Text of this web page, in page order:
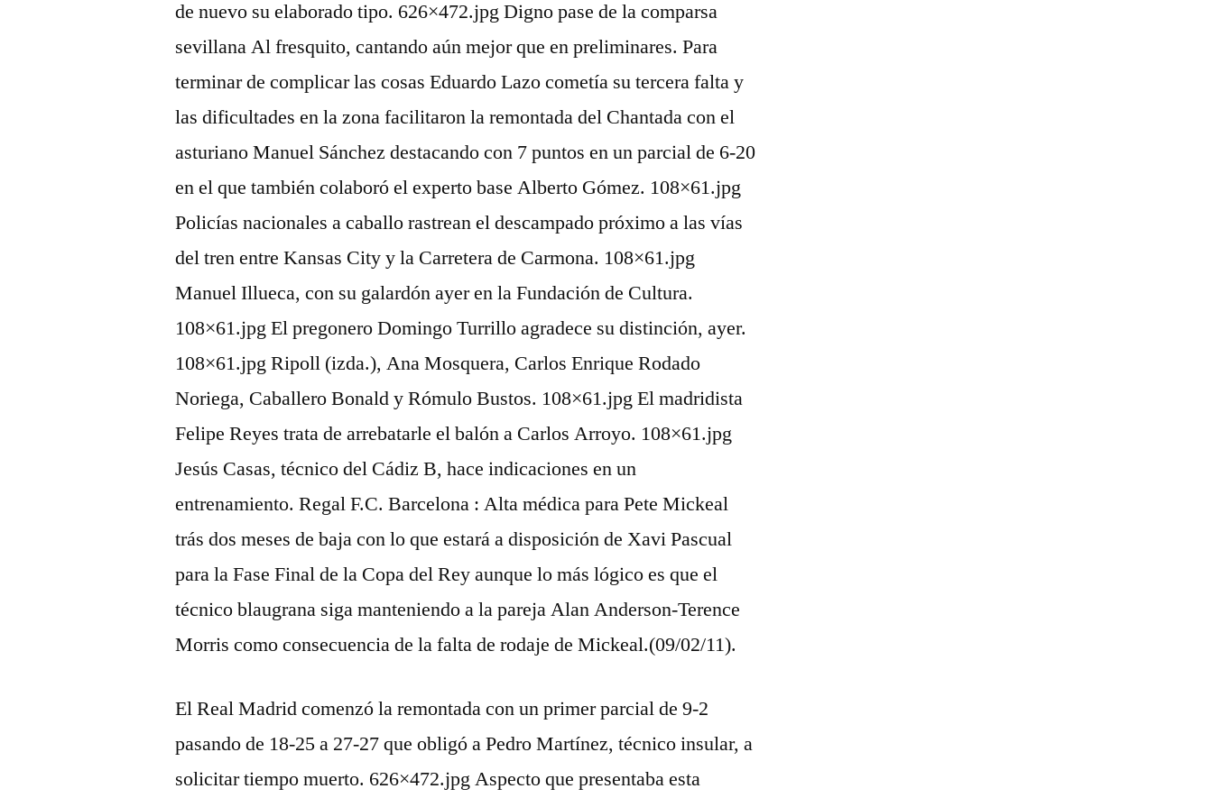
de nuevo su elaborado tipo. 626×472.jpg Digno pase de la comparsa
sevillana Al fresquito, cantando aún mejor que en preliminares. Para
terminar de complicar las cosas Eduardo Lazo cometía su tercera falta y
las dificultades en la zona facilitaron la remontada del Chantada con el
asturiano Manuel Sánchez destacando con 7 puntos en un parcial de 6-20
en el que también colaboró el experto base Alberto Gómez. 108×61.jpg
Policías nacionales a caballo rastrean el descampado próximo a las vías
del tren entre Kansas City y la Carretera de Carmona. 108×61.jpg
Manuel Illueca, con su galardón ayer en la Fundación de Cultura.
108×61.jpg El pregonero Domingo Turrillo agradece su distinción, ayer.
108×61.jpg Ripoll (izda.), Ana Mosquera, Carlos Enrique Rodado
Noriega, Caballero Bonald y Rómulo Bustos. 108×61.jpg El madridista
Felipe Reyes trata de arrebatarle el balón a Carlos Arroyo. 108×61.jpg
Jesús Casas, técnico del Cádiz B, hace indicaciones en un
entrenamiento. Regal F.C. Barcelona : Alta médica para Pete Mickeal
trás dos meses de baja con lo que estará a disposición de Xavi Pascual
para la Fase Final de la Copa del Rey aunque lo más lógico es que el
técnico blaugrana siga manteniendo a la pareja Alan Anderson-Terence
Morris como consecuencia de la falta de rodaje de Mickeal.(09/02/11).
El Real Madrid comenzó la remontada con un primer parcial de 9-2
pasando de 18-25 a 27-27 que obligó a Pedro Martínez, técnico insular, a
solicitar tiempo muerto. 626×472.jpg Aspecto que presentaba esta